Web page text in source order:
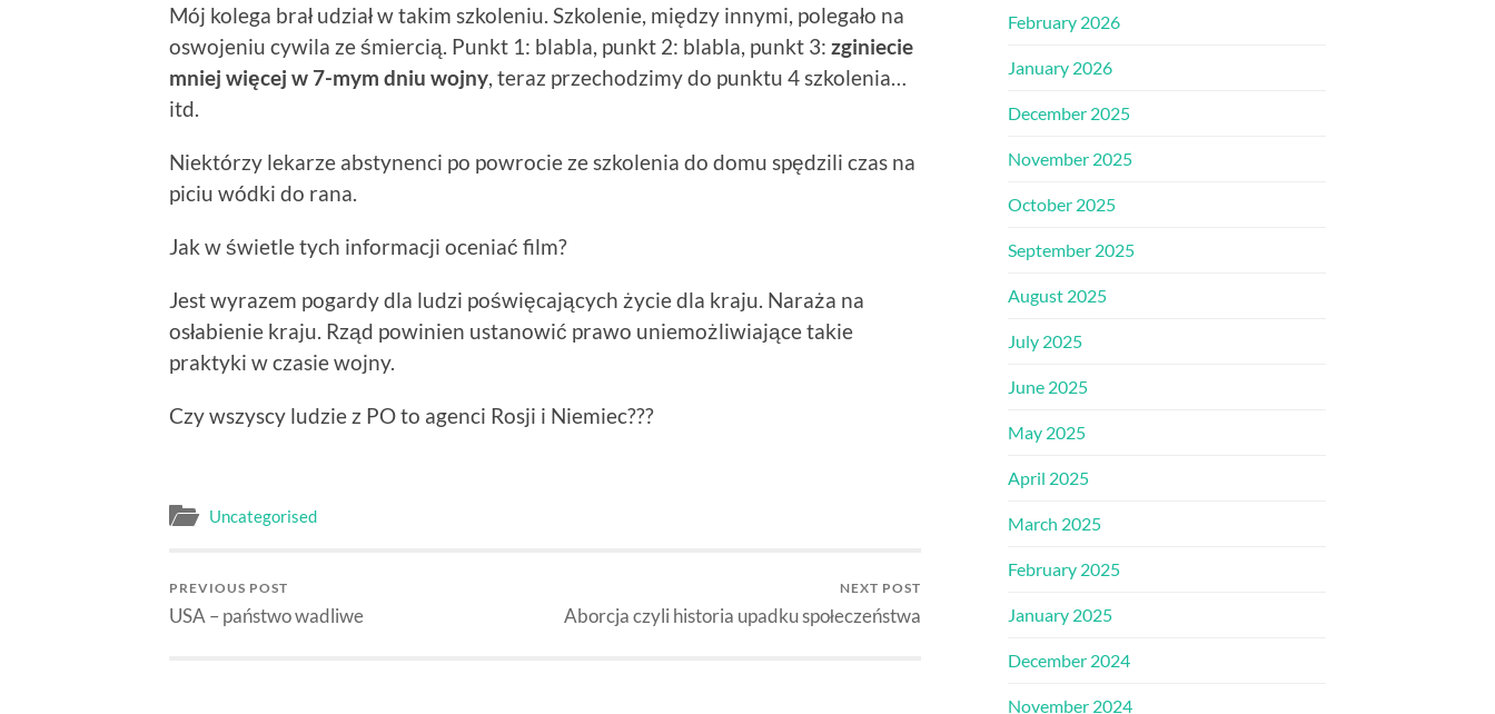
Mój kolega brał udział w takim szkoleniu. Szkolenie, między innymi, polegało na
oswojeniu cywila ze śmiercią. Punkt 1: blabla, punkt 2: blabla, punkt 3: zginiecie
mniej więcej w 7-mym dniu wojny , teraz przechodzimy do punktu 4 szkolenia…
itd.
Niektórzy lekarze abstynenci po powrocie ze szkolenia do domu spędzili czas na
piciu wódki do rana.
Jak w świetle tych informacji oceniać film?
Jest wyrazem pogardy dla ludzi poświęcających życie dla kraju. Naraża na
osłabienie kraju. Rząd powinien ustanowić prawo uniemożliwiające takie
praktyki w czasie wojny.
Czy wszyscy ludzie z PO to agenci Rosji i Niemiec???
Uncategorised
PREVIOUS POST
USA – państwo wadliwe
NEXT POST
Aborcja czyli historia upadku społeczeństwa
February 2026
January 2026
December 2025
November 2025
October 2025
September 2025
August 2025
July 2025
June 2025
May 2025
April 2025
March 2025
February 2025
January 2025
December 2024
November 2024